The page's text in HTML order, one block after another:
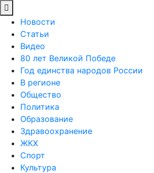
Новости
Статьи
Видео
80 лет Великой Победе
Год единства народов России
В регионе
Общество
Политика
Образование
Здравоохранение
ЖКХ
Спорт
Культура